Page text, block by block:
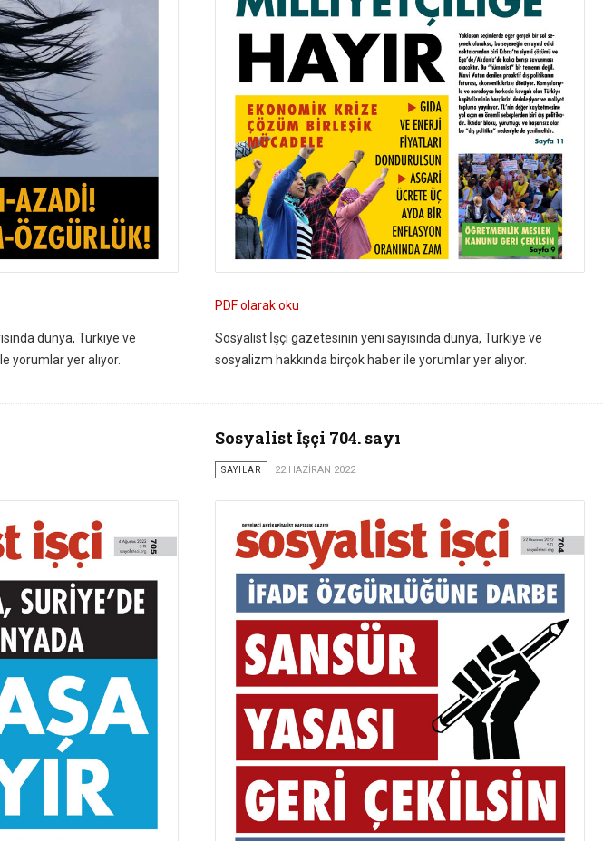
dünya, Türkiye ve
yorumlar yer alıyor.
PDF olarak oku
Sosyalist İşçi gazetesinin yeni sayısında dünya, Türkiye ve
sosyalizm hakkında birçok haber ile yorumlar yer alıyor.
Sosyalist İşçi 704. sayı
SAYILAR 22 HAZIRAN 2022